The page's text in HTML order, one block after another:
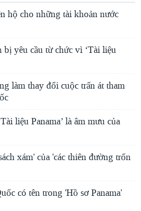
hộ cho những tài khoản nước
bị yêu cầu từ chức vì ‘Tài liệu
làm thay đổi cuộc trấn át tham
liệu Panama’ là âm mưu của
xám' của 'các thiên đường trốn
có tên trong 'Hồ sơ Panama'